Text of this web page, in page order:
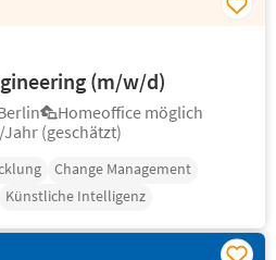
(m/w/d)
Homeoffice möglich
Jahr (geschätzt)
Change Management
Künstliche Intelligenz